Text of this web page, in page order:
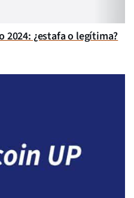
2024: ¿estafa o legítima?